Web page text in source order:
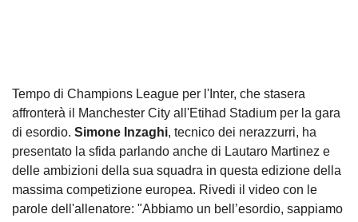
Tempo di Champions League per l'Inter, che stasera
affronterà il Manchester City all'Etihad Stadium per la gara
di esordio. Simone Inzaghi, tecnico dei nerazzurri, ha
presentato la sfida parlando anche di Lautaro Martinez e
delle ambizioni della sua squadra in questa edizione della
massima competizione europea. Rivedi il video con le
parole dell'allenatore: "Abbiamo un bell’esordio, sappiamo